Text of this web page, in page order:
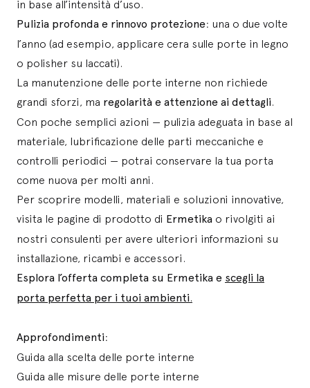
in base all’intensità d’uso.
Pulizia profonda e rinnovo protezione: una o due volte
l’anno (ad esempio, applicare cera sulle porte in legno
o polisher su laccati).
La manutenzione delle porte interne non richiede
grandi sforzi, ma regolarità e attenzione ai dettagli.
Con poche semplici azioni — pulizia adeguata in base al
materiale, lubrificazione delle parti meccaniche e
controlli periodici — potrai conservare la tua porta
come nuova per molti anni.
Per scoprire modelli, materiali e soluzioni innovative,
visita le pagine di prodotto di Ermetika o rivolgiti ai
nostri consulenti per avere ulteriori informazioni su
installazione, ricambi e accessori.
Esplora l’offerta completa su Ermetika e scegli la
porta perfetta per i tuoi ambienti.
Approfondimenti:
Guida alla scelta delle porte interne
Guida alle misure delle porte interne